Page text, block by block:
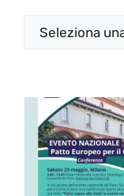
Categorie